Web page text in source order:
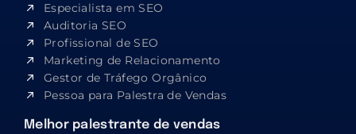
Especialista em SEO​
Auditoria SEO
Profissional de SEO
Marketing de Relacionamento
Gestor de Tráfego Orgânico
Pessoa para Palestra de Vendas
Melhor palestrante de vendas